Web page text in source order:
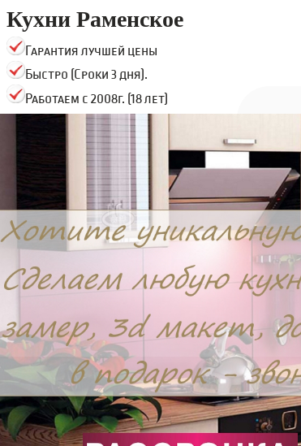
Кухни Раменское
Гарантия лучшей цены
Быстро (Сроки 3 дня).
Работаем с 2008г. (18 лет)